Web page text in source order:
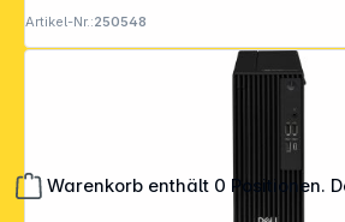
Warenkorb enthält 0 Positionen.
Artikel-Nr.:250548